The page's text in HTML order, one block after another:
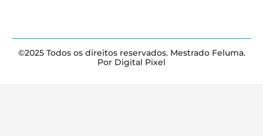
©2025 Todos os direitos reservados. Mestrado Feluma.
Por Digital Pixel